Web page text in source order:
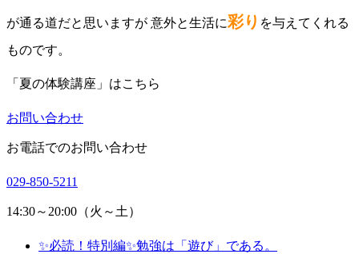
が通る道だと思いますが 意外と生活に彩り を与えてくれる
ものです。
「夏の体験講座」はこちら
お問い合わせ
お電話でのお問い合わせ
029-850-5211
14:30～20:00（火～土）
✨必読！特別編✨勉強は「遊び」である。